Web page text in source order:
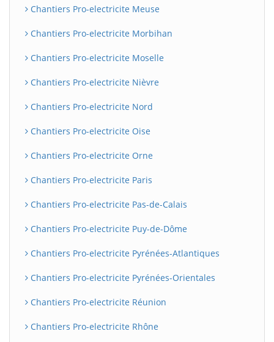
Chantiers Pro-electricite Meuse
Chantiers Pro-electricite Morbihan
Chantiers Pro-electricite Moselle
Chantiers Pro-electricite Nièvre
Chantiers Pro-electricite Nord
Chantiers Pro-electricite Oise
Chantiers Pro-electricite Orne
Chantiers Pro-electricite Paris
Chantiers Pro-electricite Pas-de-Calais
Chantiers Pro-electricite Puy-de-Dôme
Chantiers Pro-electricite Pyrénées-Atlantiques
Chantiers Pro-electricite Pyrénées-Orientales
Chantiers Pro-electricite Réunion
Chantiers Pro-electricite Rhône